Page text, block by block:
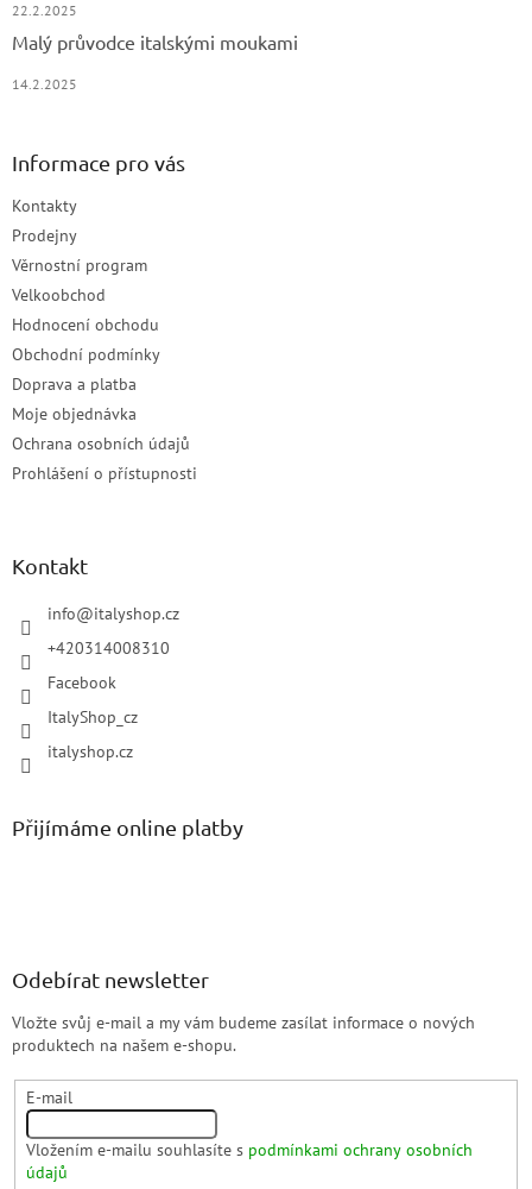
22.2.2025
Malý průvodce italskými moukami
14.2.2025
Informace pro vás
Kontakty
Prodejny
Věrnostní program
Velkoobchod
Hodnocení obchodu
Obchodní podmínky
Doprava a platba
Moje objednávka
Ochrana osobních údajů
Prohlášení o přístupnosti
Kontakt
info@italyshop.cz
+420314008310
Facebook
ItalyShop_cz
italyshop.cz
Přijímáme online platby
Odebírat newsletter
Vložte svůj e-mail a my vám budeme zasílat informace o nových
produktech na našem e-shopu.
E-mail
Vložením e-mailu souhlasíte s podmínkami ochrany osobních
údajů